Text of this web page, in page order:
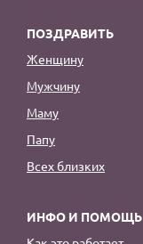
ПОЗДРАВИТЬ
Женщину
Мужчину
Маму
Папу
Всех близких
ИНФО И ПОМОЩЬ